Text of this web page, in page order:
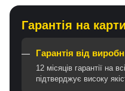
Гарантія на
Гарантія від
12 місяців гарантії на
підтверджує високу